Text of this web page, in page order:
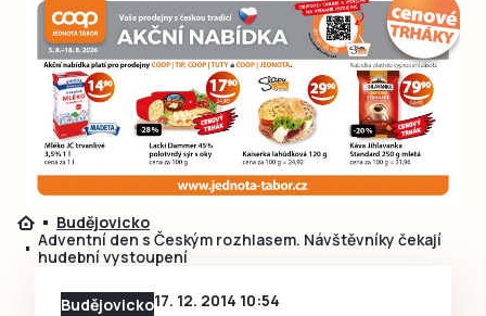
Obnovit heslo
Přihlásit se
Přihlásit se přes Facebook
Ještě nemám účet, chci seRegistrovat
Inspirace
Čtenáři píší
Speciální přílohy
Inzerce
Budějovicko
Adventní den s Českým rozhlasem. Návštěvníky čekají
hudební vystoupení
Budějovicko17. 12. 2014 10:54